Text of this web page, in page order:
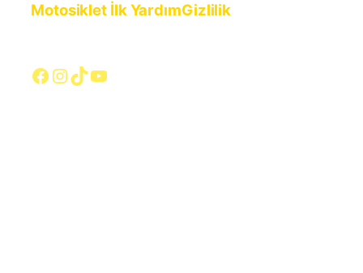
Motosiklet İlk YardımGizlilik
Facebook
Instagram
TikTok
YouTube